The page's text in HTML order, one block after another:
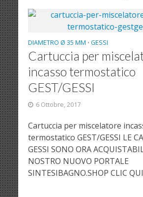
DIAMETRO Ø 35 MM • GESSI
Cartuccia per
incasso termostatico
GEST/GESSI
6 Ottobre, 2017
Cartuccia per miscelatore
termostatico GEST/GESSI LE
GESSI SONO ORA
NOSTRO NUOVO PORTALE
SINTESIBAGNO.SHOP CLIC QUI